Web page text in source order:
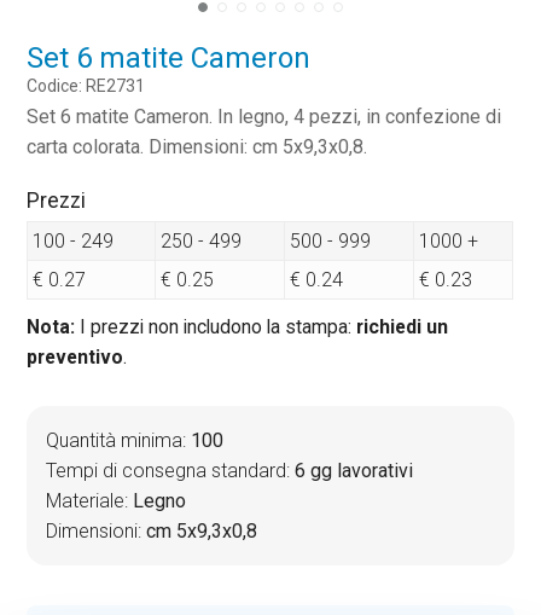
Set 6 matite Cameron
Codice: RE2731
Set 6 matite Cameron. In legno, 4 pezzi, in confezione di
carta colorata. Dimensioni: cm 5x9,3x0,8.
Prezzi
100 - 249 250 - 499 500 - 999
1000 +
€ 0.27
€ 0.25 € 0.24 € 0.23
Nota: I prezzi non includono la stampa: richiedi un
preventivo.
Quantità minima: 100
Tempi di consegna standard:6 gg lavorativi
Materiale: Legno
Dimensioni:cm 5x9,3x0,8